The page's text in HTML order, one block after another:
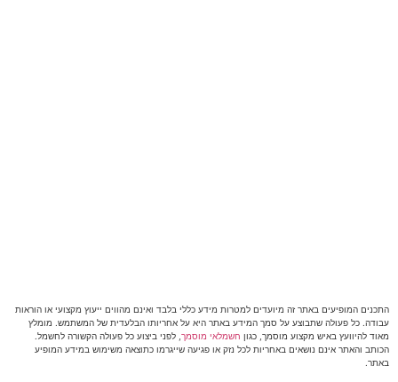
התכנים המופיעים באתר זה מיועדים למטרות מידע כללי בלבד ואינם מהווים ייעוץ מקצועי או הוראות
עבודה. כל פעולה שתבוצע על סמך המידע באתר היא על אחריותו הבלעדית של המשתמש. מומלץ
מאוד להיוועץ באיש מקצוע מוסמך, כגון חשמלאי מוסמך , לפני ביצוע כל פעולה הקשורה לחשמל.
הכותב והאתר אינם נושאים באחריות לכל נזק או פגיעה שייגרמו כתוצאה משימוש במידע המופיע
באתר.